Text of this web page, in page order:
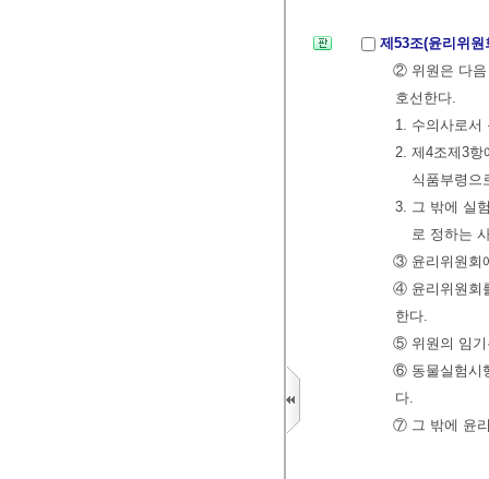
제53조(윤리위
② 위원은 다음
호선한다.
1. 수의사로서
2. 제4조제3
식품부령으
3. 그 밖에 실
로 정하는
③ 윤리위원회
④ 윤리위원회
한다.
⑤ 위원의 임기
⑥ 동물실험시
다.
⑦ 그 밖에 윤